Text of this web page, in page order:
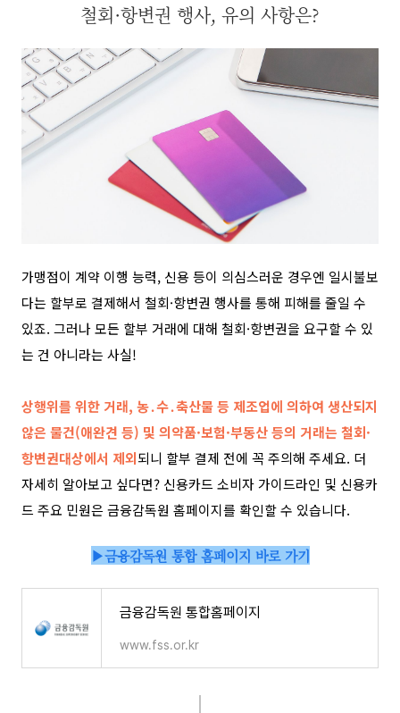
철회·항변권 행사, 유의 사항은?
가맹점이 계약 이행 능력, 신용 등이 의심스러운 경우엔 일시불보
다는 할부로 결제해서 철회·항변권 행사를 통해 피해를 줄일 수
있죠. 그러나 모든 할부 거래에 대해 철회·항변권을 요구할 수 있
는 건 아니라는 사실!
상행위를 위한 거래, 농․수․축산물 등 제조업에 의하여 생산되지
않은 물건(애완견 등) 및 의약품·보험·부동산 등의 거래는 철회·
항변권대상에서 제외되니 할부 결제 전에 꼭 주의해 주세요. 더
자세히 알아보고 싶다면? 신용카드 소비자 가이드라인 및 신용카
드 주요 민원은 금융감독원 홈페이지를 확인할 수 있습니다.
▶금융감독원 통합 홈페이지 바로 가기
금융감독원 통합홈페이지
www.fss.or.kr